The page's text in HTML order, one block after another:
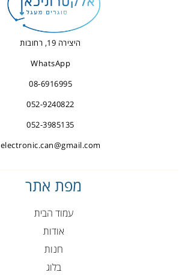
היצירה 19, רחובות
WhatsApp
08-6916995
052-9240822
052-3985135
electronic.can@gmail.com
מפת אתר
עמוד הבית
אודות
חנות
בלוג